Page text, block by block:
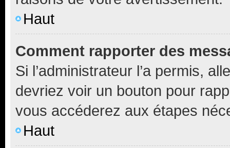
Haut
Comment rapporter des
Si l’administrateur l’a permis,
devriez voir un bouton pour
vous accéderez aux étapes
Haut